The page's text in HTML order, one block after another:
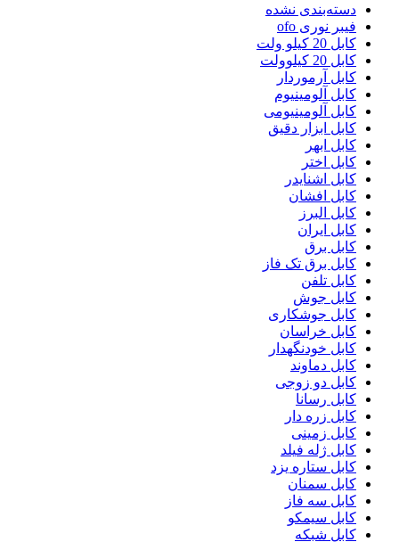
دسته‌بندی نشده
فیبر نوری ofo
کابل 20 کیلو ولت
کابل 20 کیلوولت
کابل آرموردار
کابل آلومینیوم
کابل آلومینیومی
کابل ابزار دقیق
کابل ابهر
کابل اختر
کابل اشنایدر
کابل افشان
کابل البرز
کابل ایران
کابل برق
کابل برق تک فاز
کابل تلفن
کابل جوش
کابل جوشکاری
کابل خراسان
کابل خودنگهدار
کابل دماوند
کابل دو زوجی
کابل رسانا
کابل زره دار
کابل زمینی
کابل ژله فیلد
کابل ستاره یزد
کابل سمنان
کابل سه فاز
کابل سیمکو
کابل شبکه